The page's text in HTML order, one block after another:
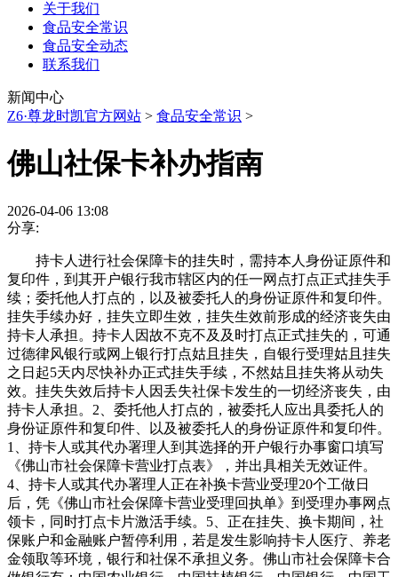
关于我们
食品安全常识
食品安全动态
联系我们
新闻中心
Z6·尊龙时凯官方网站 > 食品安全常识 >
佛山社保卡补办指南
2026-04-06 13:08
分享:
持卡人进行社会保障卡的挂失时，需持本人身份证原件和
复印件，到其开户银行我市辖区内的任一网点打点正式挂失手
续；委托他人打点的，以及被委托人的身份证原件和复印件。
挂失手续办好，挂失立即生效，挂失生效前形成的经济丧失由
持卡人承担。持卡人因故不克不及及时打点正式挂失的，可通
过德律风银行或网上银行打点姑且挂失，自银行受理姑且挂失
之日起5天内尽快补办正式挂失手续，不然姑且挂失将从动失
效。挂失失效后持卡人因丢失社保卡发生的一切经济丧失，由
持卡人承担。2、委托他人打点的，被委托人应出具委托人的
身份证原件和复印件、以及被委托人的身份证原件和复印件。
1、持卡人或其代办署理人到其选择的开户银行办事窗口填写
《佛山市社会保障卡营业打点表》，并出具相关无效证件。
4、持卡人或其代办署理人正在补换卡营业受理20个工做日
后，凭《佛山市社会保障卡营业受理回执单》到受理办事网点
领卡，同时打点卡片激活手续。5、正在挂失、换卡期间，社
保账户和金融账户暂停利用，若是发生影响持卡人医疗、养老
金领取等环境，银行和社保不承担义务。佛山市社会保障卡合